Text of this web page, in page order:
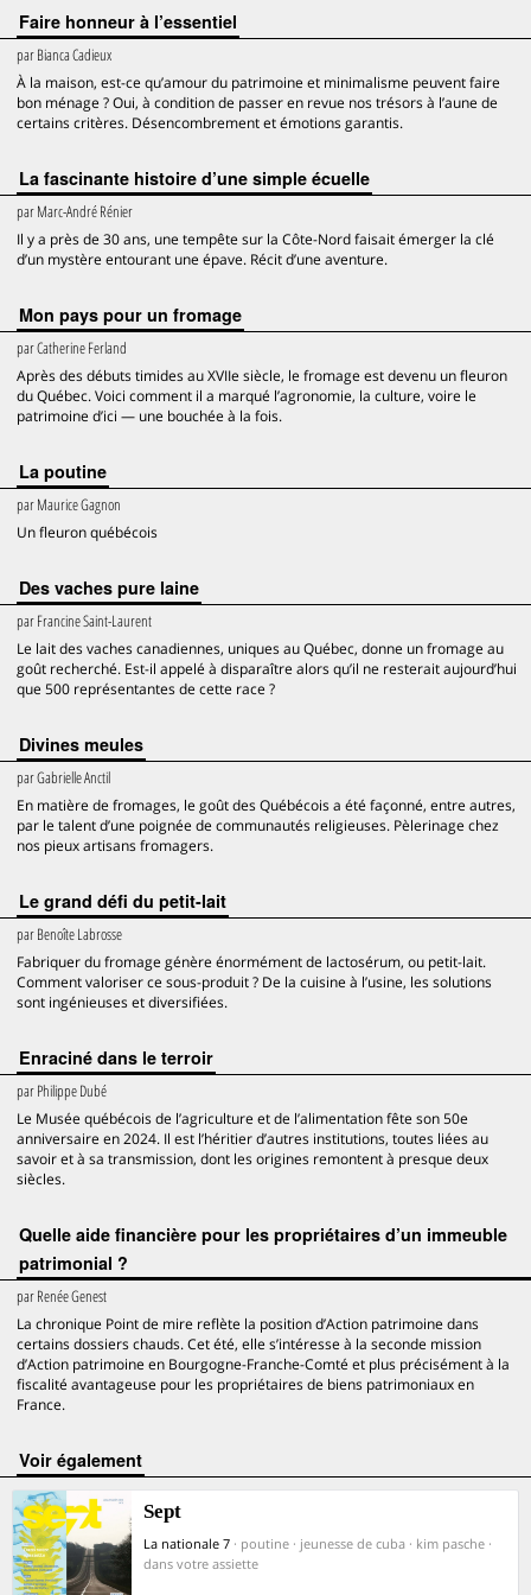
Faire honneur à l’essentiel
parBianca Cadieux
À la maison, est-ce qu’amour du patrimoine et minimalisme peuvent faire
bon ménage ? Oui, à condition de passer en revue nos trésors à l’aune de
certains critères. Désencombrement et émotions garantis.
La fascinante histoire d’une simple écuelle
parMarc-André Rénier
Il y a près de 30 ans, une tempête sur la Côte-Nord faisait émerger la clé
d’un mystère entourant une épave. Récit d’une aventure.
Mon pays pour un fromage
parCatherine Ferland
Après des débuts timides au XVIIe siècle, le fromage est devenu un fleuron
du Québec. Voici comment il a marqué l’agronomie, la culture, voire le
patrimoine d’ici — une bouchée à la fois.
La poutine
parMaurice Gagnon
Un fleuron québécois
Des vaches pure laine
parFrancine Saint-Laurent
Le lait des vaches canadiennes, uniques au Québec, donne un fromage au
goût recherché. Est-il appelé à disparaître alors qu’il ne resterait aujourd’hui
que 500 représentantes de cette race ?
Divines meules
parGabrielle Anctil
En matière de fromages, le goût des Québécois a été façonné, entre autres,
par le talent d’une poignée de communautés religieuses. Pèlerinage chez
nos pieux artisans fromagers.
Le grand défi du petit-lait
parBenoîte Labrosse
Fabriquer du fromage génère énormément de lactosérum, ou petit-lait.
Comment valoriser ce sous-produit ? De la cuisine à l’usine, les solutions
sont ingénieuses et diversifiées.
Enraciné dans le terroir
parPhilippe Dubé
Le Musée québécois de l’agriculture et de l’alimentation fête son 50e
anniversaire en 2024. Il est l’héritier d’autres institutions, toutes liées au
savoir et à sa transmission, dont les origines remontent à presque deux
siècles.
Quelle aide financière pour les propriétaires d’un immeuble
patrimonial ?
parRenée Genest
La chronique Point de mire reflète la position d’Action patrimoine dans
certains dossiers chauds. Cet été, elle s’intéresse à la seconde mission
d’Action patrimoine en Bourgogne-Franche-Comté et plus précisément à la
fiscalité avantageuse pour les propriétaires de biens patrimoniaux en
France.
voir également
Sept
La nationale 7 · poutine · jeunesse de cuba · kim pasche ·
dans votre assiette